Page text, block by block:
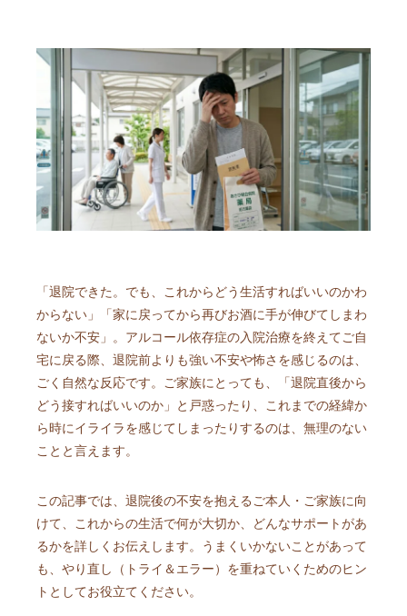
「退院できた。でも、これからどう生活すればいいのかわ
からない」「家に戻ってから再びお酒に手が伸びてしまわ
ないか不安」。アルコール依存症の入院治療を終えてご自
宅に戻る際、退院前よりも強い不安や怖さを感じるのは、
ごく自然な反応です。ご家族にとっても、「退院直後から
どう接すればいいのか」と戸惑ったり、これまでの経緯か
ら時にイライラを感じてしまったりするのは、無理のない
ことと言えます。
この記事では、退院後の不安を抱えるご本人・ご家族に向
けて、これからの生活で何が大切か、どんなサポートがあ
るかを詳しくお伝えします。うまくいかないことがあって
も、やり直し（トライ＆エラー）を重ねていくためのヒン
トとしてお役立てください。